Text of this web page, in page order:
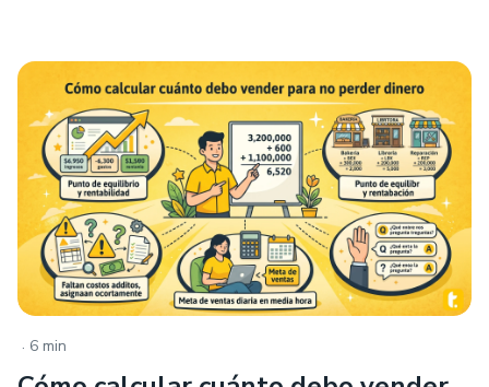
. 6 min